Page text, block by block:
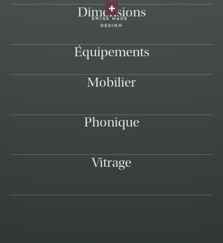
Dimensions
Équipements
Mobilier
Phonique
Vitrage
swiss made
design